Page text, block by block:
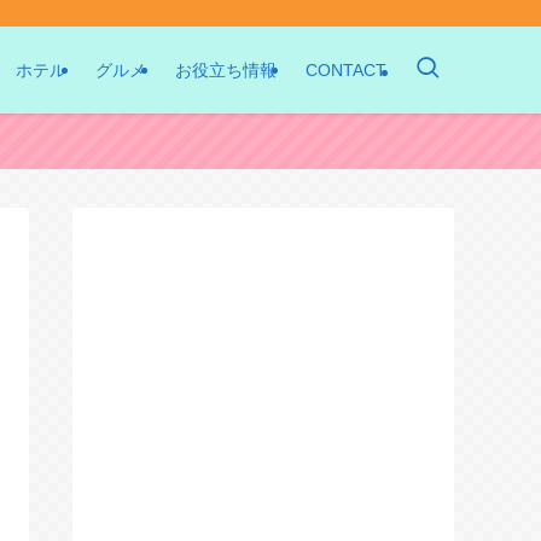
ホテル グルメ お役立ち情報 CONTACT